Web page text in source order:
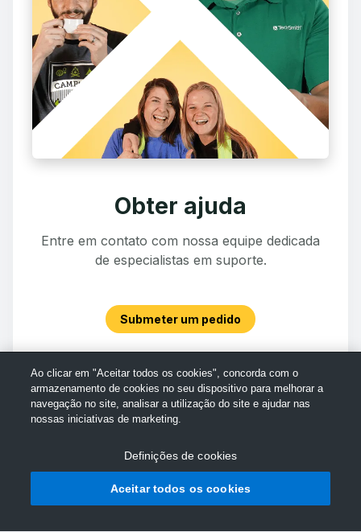
Obter ajuda
Entre em contato com nossa equipe dedicada
de especialistas em suporte.
Submeter um pedido
Ao clicar em "Aceitar todos os cookies", concorda com o
armazenamento de cookies no seu dispositivo para melhorar a
navegação no site, analisar a utilização do site e ajudar nas
nossas iniciativas de marketing.
Definições de cookies
Aceitar todos os cookies